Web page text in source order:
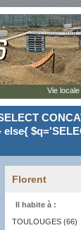
Florent
Il habite à :
TOULOUGES (66)
Vie